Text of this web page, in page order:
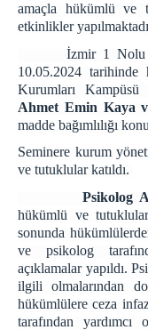
Cenazeye
Doldurulacak
KAMPÜS CİK
İZMİR AÇIK CEZA
İZMİR 1 NOLU KAPALI
İZMİR 3 NOLU KAPALI
İZMİR 4 NOLU KAPALI
İZMİR KADIN KAPALI
İZMİR ÇOCUK VE
PERSONEL
ŞİFRE İŞLEMLERİ
E-imza Sifre
amaçla hükümlü ve
etkinlikler
İzmir 1 Nolu T
10.05.2024
Kurumları
Ahmet Emin Kaya
madde bağımlılığı
Seminere kurum
ve tutuklular katıldı.
Psikolog
hükümlü ve
sonunda
ve psikolog
açıklamalar yapıldı.
ilgili olmalarından
hükümlülere ceza
tarafından